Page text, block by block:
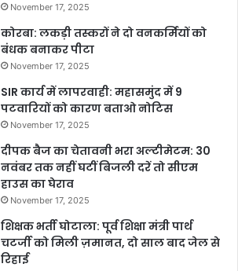
November 17, 2025
कोरबा: लकड़ी तस्करों ने दो वनकर्मियों को
बंधक बनाकर पीटा
November 17, 2025
SIR कार्य में लापरवाही: महासमुंद में 9
पटवारियों को कारण बताओ नोटिस
November 17, 2025
दीपक बैज का चेतावनी भरा अल्टीमेटम: 30
नवंबर तक नहीं घटीं बिजली दरें तो सीएम
हाउस का घेराव
November 17, 2025
शिक्षक भर्ती घोटाला: पूर्व शिक्षा मंत्री पार्थ
चटर्जी को मिली ज़मानत, दो साल बाद जेल से
रिहाई